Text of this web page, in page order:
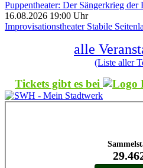
Puppentheater: Der Sängerkrieg der
16.08.2026 19:00 Uhr
Improvisationstheater Stabile
alle
(Liste aller
Tickets gibt es bei